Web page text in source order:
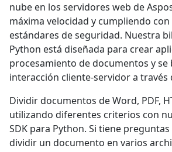
nube en los servidores web de
máxima velocidad y cumpliendo
estándares de seguridad. Nuestra
Python está diseñada para crear
procesamiento de documentos y se
interacción cliente-servidor a través
Dividir documentos de Word, PDF,
utilizando diferentes criterios con
SDK para Python. Si tiene
dividir un documento en varios